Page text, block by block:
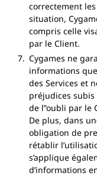
correctement
situation,
compris celle
par le Client.
Cygames ne
informations
des Services et
préjudices
de l’'oubli par
De plus, dans
obligation de
rétablir
s’applique
d’informations